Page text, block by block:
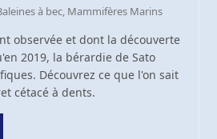
à bec Mammifères Marins
observée et dont la découverte
2019, la bérardie de Sato
Découvrez ce que l'on sait
cétacé à dents.